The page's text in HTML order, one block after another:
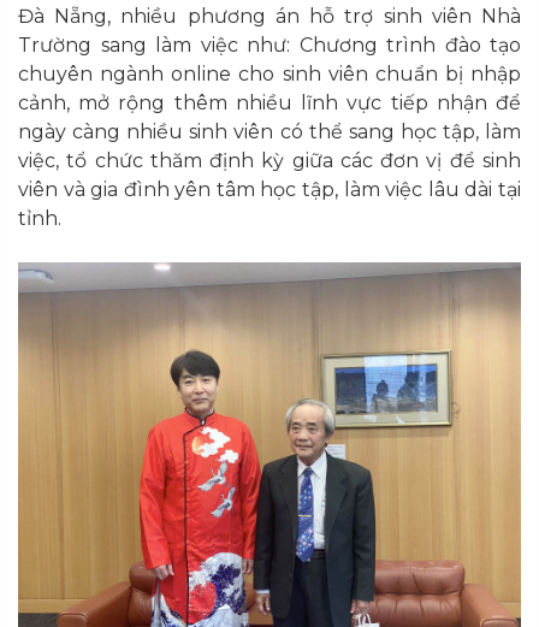
Đà Nẵng, nhiều phương án hỗ trợ sinh viên Nhà
Trường sang làm việc như: Chương trình đào tạo
chuyên ngành online cho sinh viên chuẩn bị nhập
cảnh, mở rộng thêm nhiều lĩnh vực tiếp nhận để
ngày càng nhiều sinh viên có thể sang học tập, làm
việc, tổ chức thăm định kỳ giữa các đơn vị để sinh
viên và gia đình yên tâm học tập, làm việc lâu dài tại
tỉnh.